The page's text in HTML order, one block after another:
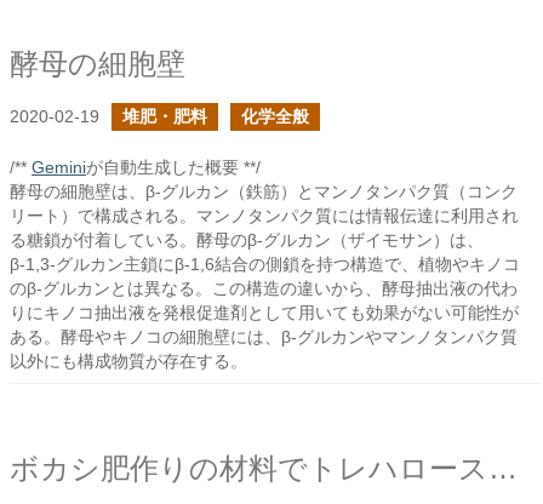
酵母の細胞壁
2020-02-19 堆肥・肥料 化学全般
/** Geminiが自動生成した概要 **/
酵母の細胞壁は、β-グルカン（鉄筋）とマンノタンパク質（コンク
リート）で構成される。マンノタンパク質には情報伝達に利用され
る糖鎖が付着している。酵母のβ-グルカン（ザイモサン）は、
β-1,3-グルカン主鎖にβ-1,6結合の側鎖を持つ構造で、植物やキノコ
のβ-グルカンとは異なる。この構造の違いから、酵母抽出液の代わ
りにキノコ抽出液を発根促進剤として用いても効果がない可能性が
ある。酵母やキノコの細胞壁には、β-グルカンやマンノタンパク質
以外にも構成物質が存在する。
ボカシ肥作りの材料でトレハロースの添加を見かけた